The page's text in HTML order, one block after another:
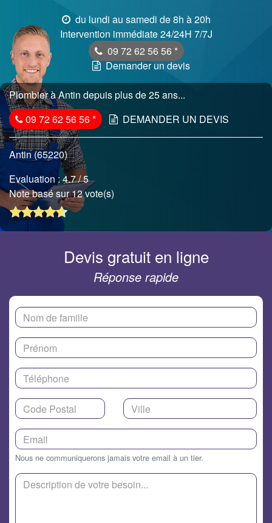
du lundi au samedi de 8h à 20h
Intervention immédiate 24/24H 7/7J
09 72 62 56 56 *
Demander un devis
Plombier à Antin depuis plus de 25 ans...
09 72 62 56 56* DEMANDER UN DEVIS
Antin (65220)
Evaluation :4.7/ 5
Note basé sur 12 vote(s)
Devis gratuit en ligne
Réponse rapide
Nous ne communiquerons jamais votre email à un tier.